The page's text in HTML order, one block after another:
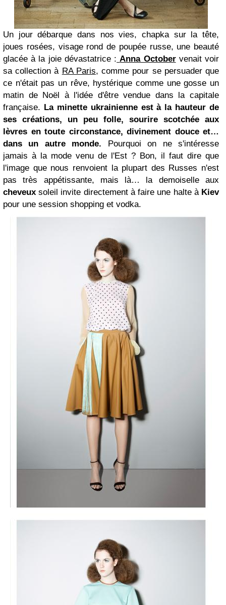
Un jour débarque dans nos vies, chapka sur la tête,
joues rosées, visage rond de poupée russe, une beauté
glacée à la joie dévastatrice : Anna Octobervenait voir
sa collection à RA Paris, comme pour se persuader que
ce n'était pas un rêve, hystérique comme une gosse un
matin de Noël à l'idée d'être vendue dans la capitale
française. La minette ukrainienne est à la hauteur de
ses créations, un peu folle, sourire scotchée aux
lèvres en toute circonstance, divinement douce et…
dans un autre monde. Pourquoi on ne s'intéresse
jamais à la mode venu de l'Est ? Bon, il faut dire que
l'image que nous renvoient la plupart des Russes n'est
pas très appétissante, mais là… la demoiselle aux
cheveux soleil invite directement à faire une halte à Kiev
pour une session shopping et vodka.